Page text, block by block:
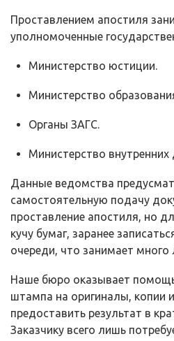
Проставлением апостиля
уполномоченные
Министерство юстиции.
Министерство
Органы ЗАГС.
Министерство внутренних
Данные ведомства
самостоятельную подачу
проставление апостиля, но
кучу бумаг, заранее
очереди, что занимает много
Наше бюро оказывает
штампа на оригиналы, копии
предоставить результат в
Заказчику всего лишь